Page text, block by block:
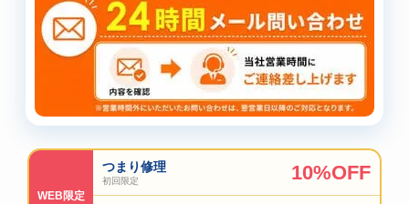
WEB限定
つまり修理
初回限定 10%OFF